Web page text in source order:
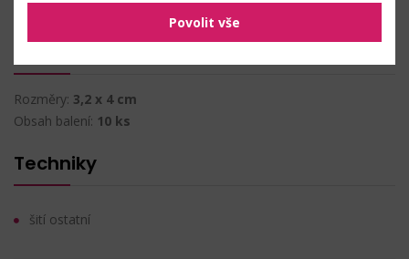
Rozměry: 3,2 x 4 cm
Obsah balení: 10 ks
Techniky
šití ostatní
Povolit vše